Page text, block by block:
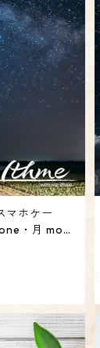
マホケー
・月 moo